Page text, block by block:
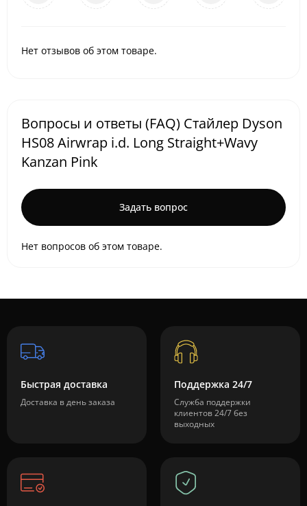
Нет отзывов об этом товаре.
Вопросы и ответы (FAQ) Стайлер Dyson
HS08 Airwrap i.d. Long Straight+Wavy
Kanzan Pink
Задать вопрос
Нет вопросов об этом товаре.
Быстрая доставка
Доставка в день заказа
Поддержка 24/7
Служба поддержки
клиентов 24/7 без
выходных